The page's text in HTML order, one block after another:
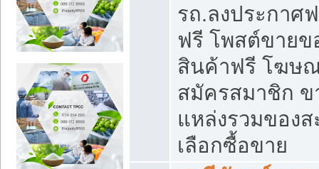
รถ.ลงประกาศ
ฟรี โพสต์ขาย
สินค้าฟรี โฆษ
สมัครสมาชิก ข
แหล่งรวมของ
เลือกซื้อขาย